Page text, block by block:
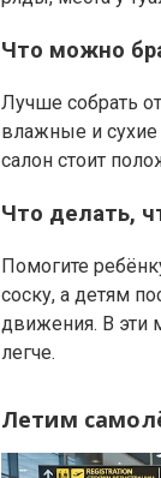
Что можно
Лучше собрать
влажные и
салон стоит
Что делать,
Помогите
соску, а детям
движения. В эти
легче.
Летим